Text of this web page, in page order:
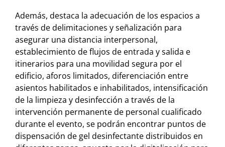
Además, destaca la adecuación de los espacios a
través de delimitaciones y señalización para
asegurar una distancia interpersonal,
establecimiento de flujos de entrada y salida e
itinerarios para una movilidad segura por el
edificio, aforos limitados, diferenciación entre
asientos habilitados e inhabilitados, intensificación
de la limpieza y desinfección a través de la
intervención permanente de personal cualificado
durante el evento, se podrán encontrar puntos de
dispensación de gel desinfectante distribuidos en